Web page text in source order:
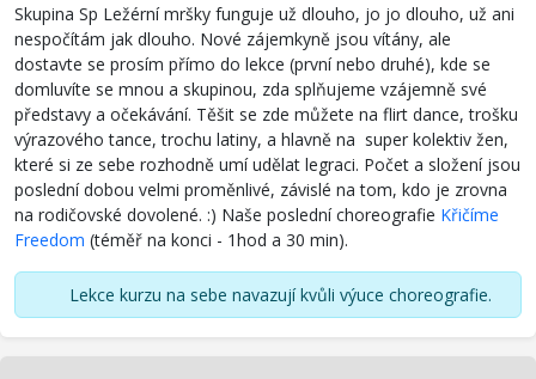
Skupina Sp Ležérní mršky funguje už dlouho, jo jo dlouho, už ani
nespočítám jak dlouho. Nové zájemkyně jsou vítány, ale
dostavte se prosím přímo do lekce (první nebo druhé), kde se
domluvíte se mnou a skupinou, zda splňujeme vzájemně své
představy a očekávání. Těšit se zde můžete na flirt dance, trošku
výrazového tance, trochu latiny, a hlavně na super kolektiv žen,
které si ze sebe rozhodně umí udělat legraci. Počet a složení jsou
poslední dobou velmi proměnlivé, závislé na tom, kdo je zrovna
na rodičovské dovolené. :) Naše poslední choreografie Křičíme
Freedom (téměř na konci - 1hod a 30 min).
Lekce kurzu na sebe navazují kvůli výuce choreografie.